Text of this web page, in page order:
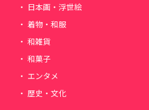
日本画・浮世絵
着物・和服
和雑貨
和菓子
エンタメ
歴史・文化